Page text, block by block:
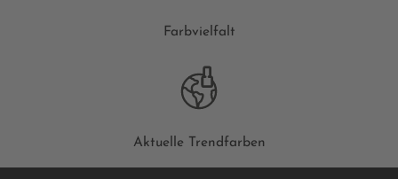
Farbvielfalt
Aktuelle Trendfarben